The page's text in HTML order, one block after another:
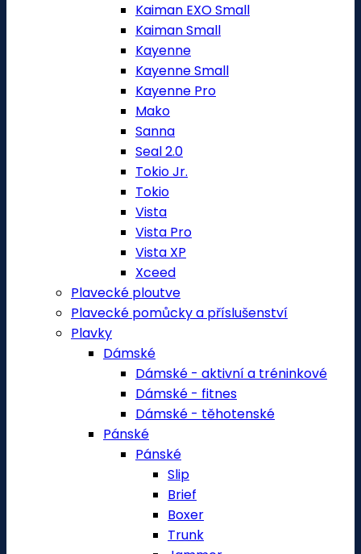
Kaiman EXO Small
Kaiman Small
Kayenne
Kayenne Small
Kayenne Pro
Mako
Sanna
Seal 2.0
Tokio Jr.
Tokio
Vista
Vista Pro
Vista XP
Xceed
Plavecké ploutve
Plavecké pomůcky a příslušenství
Plavky
Dámské
Dámské - aktivní a tréninkové
Dámské - fitnes
Dámské - těhotenské
Pánské
Pánské
Slip
Brief
Boxer
Trunk